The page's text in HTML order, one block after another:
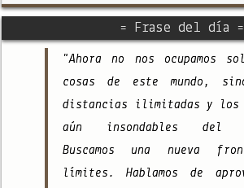
= Frase del día =
"Ahora no nos ocupamos
cosas de este mundo,
distancias ilimitadas y los
aún insondables del
Buscamos una nueva
límites. Hablamos de